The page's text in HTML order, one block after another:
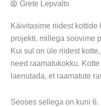
Grete Lepvalts
Käivitasime riidest
projekti, millega soovime
Kui sul on üle riidest
need raamatukokku.
laenutada, et raamatute
Seoses sellega on kuni